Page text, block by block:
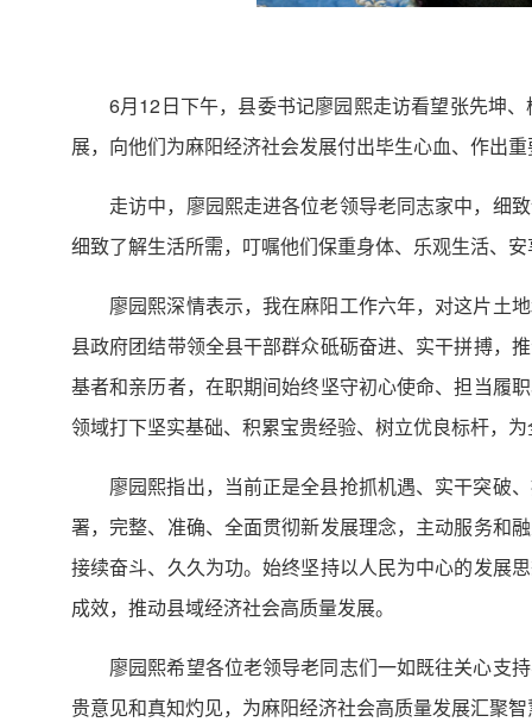
6月12日下午，县委书记廖园熙走访看望张先坤
展，向他们为麻阳经济社会发展付出毕生心血、作出
走访中，廖园熙走进各位老领导老同志家中，细
细致了解生活所需，叮嘱他们保重身体、乐观生活、
廖园熙深情表示，我在麻阳工作六年，对这片土
县政府团结带领全县干部群众砥砺奋进、实干拼搏，
基者和亲历者，在职期间始终坚守初心使命、担当履
领域打下坚实基础、积累宝贵经验、树立优良标杆，
廖园熙指出，当前正是全县抢抓机遇、实干突破
署，完整、准确、全面贯彻新发展理念，主动服务和
接续奋斗、久久为功。始终坚持以人民为中心的发展
成效，推动县域经济社会高质量发展。
廖园熙希望各位老领导老同志们一如既往关心支
贵意见和真知灼见，为麻阳经济社会高质量发展汇聚